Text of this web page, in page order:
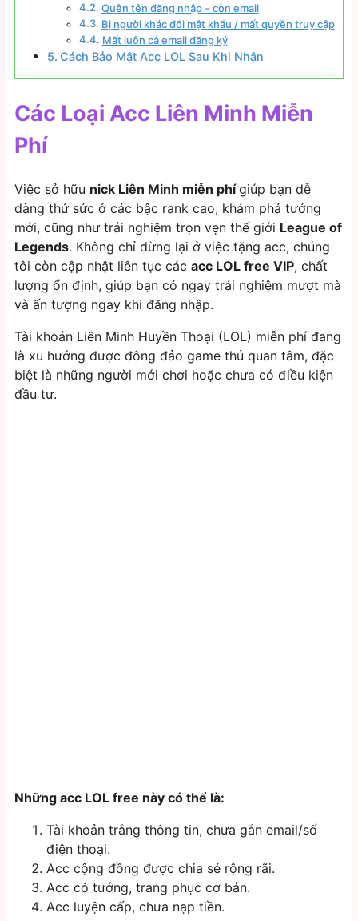
Quên tên đăng nhập – còn email
Bị người khác đổi mật khẩu / mất quyền truy cập
Mất luôn cả email đăng ký
Cách Bảo Mật Acc LOL Sau Khi Nhận
Các Loại Acc Liên Minh Miễn
Phí
Việc sở hữu nick Liên Minh miễn phígiúp bạn dễ
dàng thử sức ở các bậc rank cao, khám phá tướng
mới, cũng như trải nghiệm trọn vẹn thế giới League of
Legends. Không chỉ dừng lại ở việc tặng acc, chúng
tôi còn cập nhật liên tục các acc LOL free VIP, chất
lượng ổn định, giúp bạn có ngay trải nghiệm mượt mà
và ấn tượng ngay khi đăng nhập.
Tài khoản Liên Minh Huyền Thoại (LOL) miễn phí đang
là xu hướng được đông đảo game thủ quan tâm, đặc
biệt là những người mới chơi hoặc chưa có điều kiện
đầu tư.
Những acc LOL free này có thể là:
Tài khoản trắng thông tin, chưa gắn email/số
điện thoại.
Acc cộng đồng được chia sẻ rộng rãi.
Acc có tướng, trang phục cơ bản.
Acc luyện cấp, chưa nạp tiền.